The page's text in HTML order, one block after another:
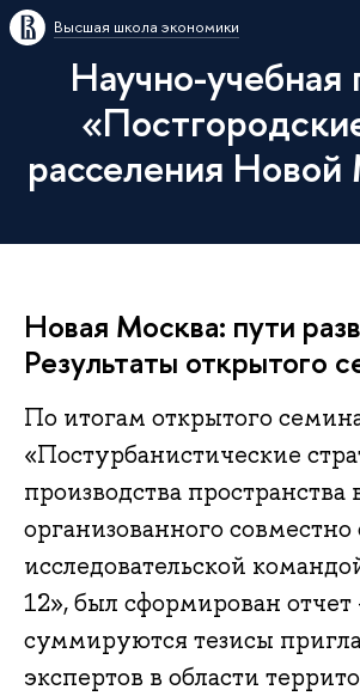
Высшая школа экономики
Научно-учебная
расселения
Новая Москва: пути
Результаты открытого
По итогам открытого
«Постурбанистические
производства пространства
организованного совместно
исследовательской
12», был сформирован
суммируются тезисы
экспертов в области